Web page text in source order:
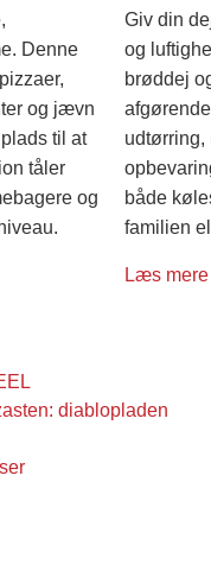
Denne
og jævn
til at
tåler
og
Giv din
og
brøddej
både
familien
Læs mere
diablopladen